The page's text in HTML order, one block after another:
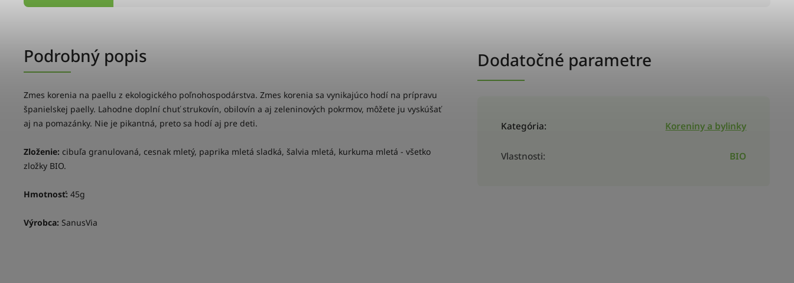
Podrobný popis
Zmes korenia na paellu z ekologického poľnohospodárstva. Zmes korenia sa vynikajúco hodí na prípravu
španielskej paelly. Lahodne doplní chuť strukovín, obilovín a aj zeleninových pokrmov, môžete ju vyskúšať
aj na pomazánky. Nie je pikantná, preto sa hodí aj pre deti.
Zloženie: cibuľa granulovaná, cesnak mletý, paprika mletá sladká, šalvia mletá, kurkuma mletá - všetko
zložky BIO.
Hmotnosť: 45g
Výrobca: SanusVia
Dodatočné parametre
Kategória: Koreniny a bylinky
Vlastnosti: BIO